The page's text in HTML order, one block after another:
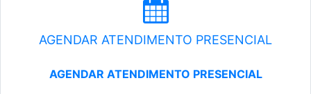
AGENDAR ATENDIMENTO PRESENCIAL
AGENDAR ATENDIMENTO PRESENCIAL